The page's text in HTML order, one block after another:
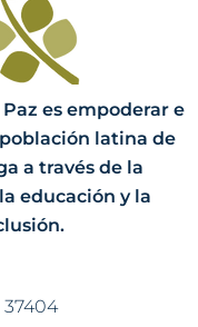
es empoderar e
latina de
a través de la
educación y la
37404